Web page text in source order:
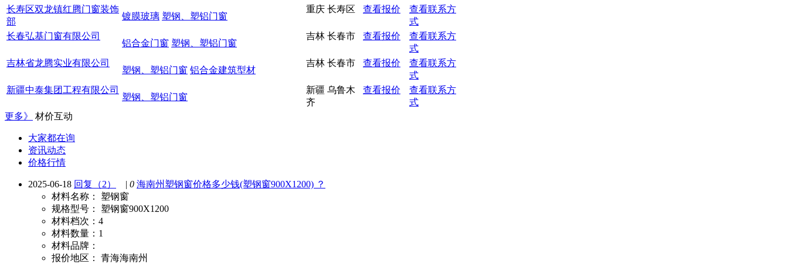
长寿区双龙镇红腾门窗装饰
部
镀膜玻璃 塑钢、塑铝门窗
重庆 长寿区 查看报价
查看联系方
式
长春弘基门窗有限公司
铝合金门窗 塑钢、塑铝门窗
吉林 长春市 查看报价
查看联系方
式
吉林省龙腾实业有限公司
塑钢、塑铝门窗 铝合金建筑型材
吉林 长春市 查看报价
查看联系方
式
新疆中泰集团工程有限公司
塑钢、塑铝门窗
新疆 乌鲁木
齐
查看报价
查看联系方
式
更多》
材价互动
大家都在询
资讯动态
价格行情
2025-06-18 回复（2） | 0 海南州塑钢窗价格多少钱(塑钢窗900X1200) ？
材料名称： 塑钢窗
规格型号： 塑钢窗900X1200
材料档次： 4
材料数量： 1
材料品牌：
报价地区： 青海海南州